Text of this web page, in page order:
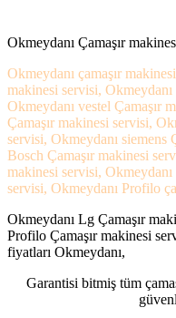
Okmeydanı Çamaşır
Okmeydanı çamaşır
makinesi servisi,
Okmeydanı vestel Çamaşır
Çamaşır makinesi servisi,
servisi, Okmeydanı siemens
Bosch Çamaşır makinesi
makinesi servisi,
servisi, Okmeydanı Profilo
Okmeydanı Lg Çamaşır
Profilo Çamaşır makinesi
fiyatları Okmeydanı,
Garantisi bitmiş tüm